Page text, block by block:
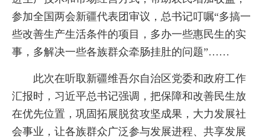
参加全国两会新疆代表团审议，总书记叮嘱“多搞一
些改善生产生活条件的项目，多办一些惠民生的实
事，多解决一些各族群众牵肠挂肚的问题”……
此次在听取新疆维吾尔自治区党委和政府工作
汇报时，习近平总书记强调，把保障和改善民生放
在优先位置，巩固拓展脱贫攻坚成果，大力发展社
会事业，让各族群众广泛参与发展进程、共享发展